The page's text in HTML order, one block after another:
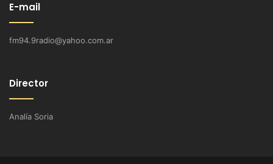
E-mail
fm94.9radio@yahoo.com.ar
Director
Analía Soria